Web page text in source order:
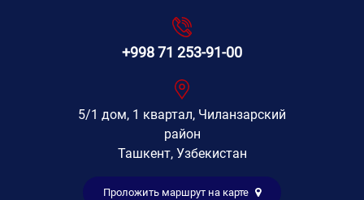
+998 71 253-91-00
5/1 дом, 1 квартал, Чиланзарский
район
Ташкент, Узбекистан
Проложить маршрут на карте